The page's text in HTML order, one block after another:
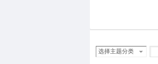
选择主题分类